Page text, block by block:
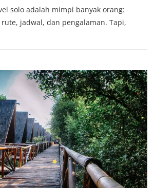
Fisik
Sebelum
Berangkat
Solo,
Minggu
Menuju
Petualangan
Yang
Kuat
Dan
Aman
solo adalah mimpi banyak orang:
jadwal, dan pengalaman. Tapi,